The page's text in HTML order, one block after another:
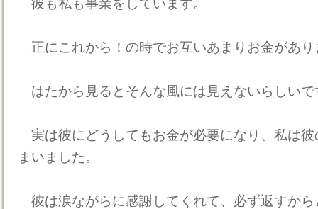
彼も私も事業をしています。
正にこれから！の時でお互いあまりお金があり
はたから見るとそんな風には見えないらしいで
実は彼にどうしてもお金が必要になり、私は
まいました。
彼は涙ながらに感謝してくれて、必ず返すから